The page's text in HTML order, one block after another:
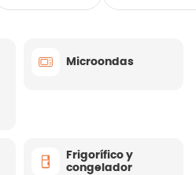
Microondas
Frigorífico y
congelador